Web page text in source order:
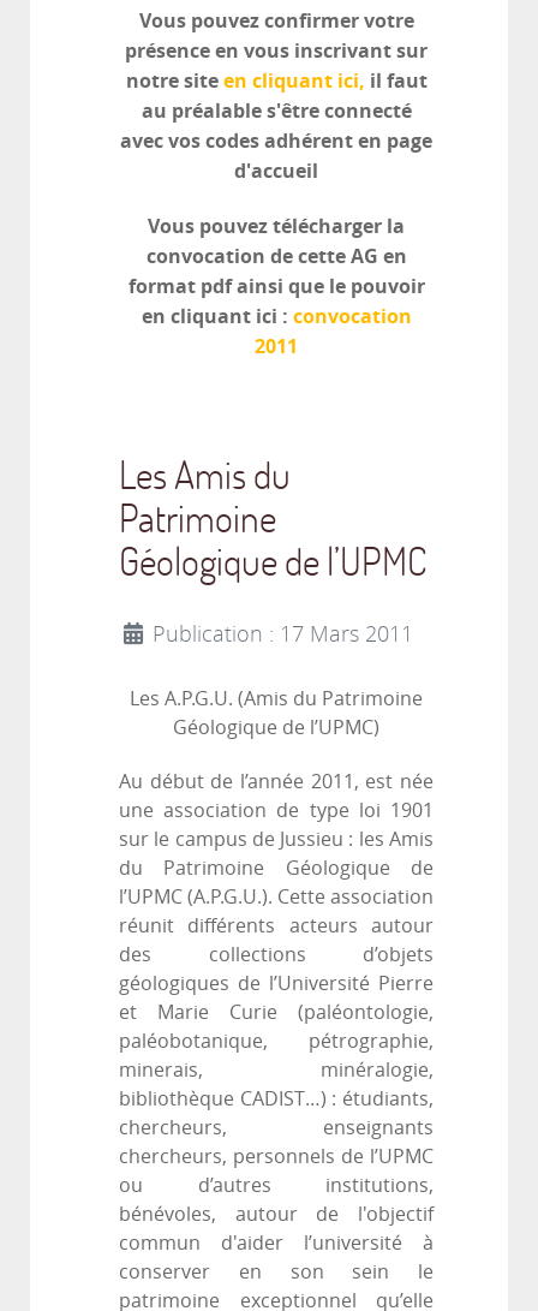
Vous pouvez confirmer votre
présence en vous inscrivant sur
notre siteen cliquant ici, il faut
au préalable s'être connecté
avec vos codes adhérent en page
d'accueil
Vous pouvez télécharger la
convocation de cette AG en
format pdf ainsi que le pouvoir
en cliquant ici : convocation
2011
Les Amis du
Patrimoine
Géologique de l’UPMC
Publication : 17 Mars 2011
Les A.P.G.U. (Amis du Patrimoine
Géologique de l’UPMC)
Au début de l’année 2011, est née
une association de type loi 1901
sur le campus de Jussieu : les Amis
du Patrimoine Géologique de
l’UPMC (A.P.G.U.). Cette association
réunit différents acteurs autour
des collections d’objets
géologiques de l’Université Pierre
et Marie Curie (paléontologie,
paléobotanique, pétrographie,
minerais, minéralogie,
bibliothèque CADIST…) : étudiants,
chercheurs, enseignants
chercheurs, personnels de l’UPMC
ou d’autres institutions,
bénévoles, autour de l'objectif
commun d'aider l’université à
conserver en son sein le
patrimoine exceptionnel qu’elle